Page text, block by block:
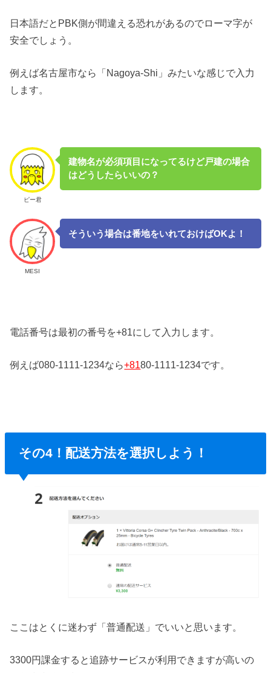
日本語だとPBK側が間違える恐れがあるのでローマ字が
安全でしょう。
例えば名古屋市なら「Nagoya-Shi」みたいな感じで入力
します。
ピー君
建物名が必須項目になってるけど戸建の場合
はどうしたらいいの？
MESI
そういう場合は番地をいれておけばOKよ！
電話番号は最初の番号を+81にして入力します。
例えば080-1111-1234なら+8180-1111-1234です。
その4！配送方法を選択しよう！
ここはとくに迷わず「普通配送」でいいと思います。
3300円課金すると追跡サービスが利用できますが高いの